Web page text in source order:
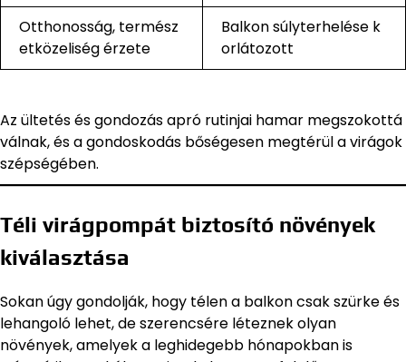
Otthonosság, termész
etközeliség érzete
Balkon súlyterhelése k
orlátozott
Az ültetés és gondozás apró rutinjai hamar megszokottá
válnak, és a gondoskodás bőségesen megtérül a virágok
szépségében.
Téli virágpompát biztosító növények
kiválasztása
Sokan úgy gondolják, hogy télen a balkon csak szürke és
lehangoló lehet, de szerencsére léteznek olyan
növények, amelyek a leghidegebb hónapokban is